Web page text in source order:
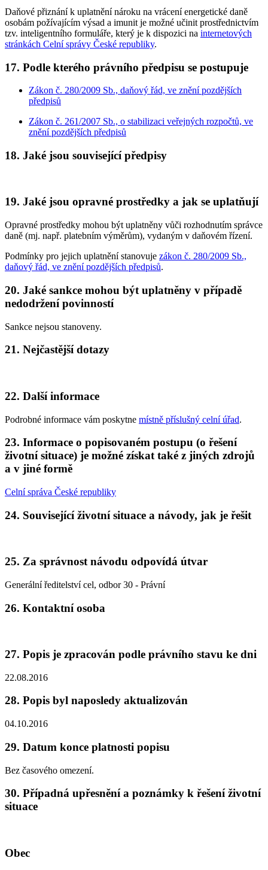
Daňové přiznání k uplatnění nároku na vrácení energetické daně
osobám požívajícím výsad a imunit je možné učinit prostřednictvím
tzv. inteligentního formuláře, který je k dispozici na internetových
stránkách Celní správy České republiky.
17. Podle kterého právního předpisu se postupuje
Zákon č. 280/2009 Sb., daňový řád, ve znění pozdějších
předpisů
Zákon č. 261/2007 Sb., o stabilizaci veřejných rozpočtů, ve
znění pozdějších předpisů
18. Jaké jsou související předpisy
19. Jaké jsou opravné prostředky a jak se uplatňují
Opravné prostředky mohou být uplatněny vůči rozhodnutím správce
daně (mj. např. platebním výměrům), vydaným v daňovém řízení.
Podmínky pro jejich uplatnění stanovuje zákon č. 280/2009 Sb.,
daňový řád, ve znění pozdějších předpisů.
20. Jaké sankce mohou být uplatněny v případě
nedodržení povinností
Sankce nejsou stanoveny.
21. Nejčastější dotazy
22. Další informace
Podrobné informace vám poskytne místně příslušný celní úřad.
23. Informace o popisovaném postupu (o řešení
životní situace) je možné získat také z jiných zdrojů
a v jiné formě
Celní správa České republiky
24. Související životní situace a návody, jak je řešit
25. Za správnost návodu odpovídá útvar
Generální ředitelství cel, odbor 30 - Právní
26. Kontaktní osoba
27. Popis je zpracován podle právního stavu ke dni
22.08.2016
28. Popis byl naposledy aktualizován
04.10.2016
29. Datum konce platnosti popisu
Bez časového omezení.
30. Případná upřesnění a poznámky k řešení životní
situace
Obec